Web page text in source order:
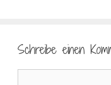
Schreibe einen